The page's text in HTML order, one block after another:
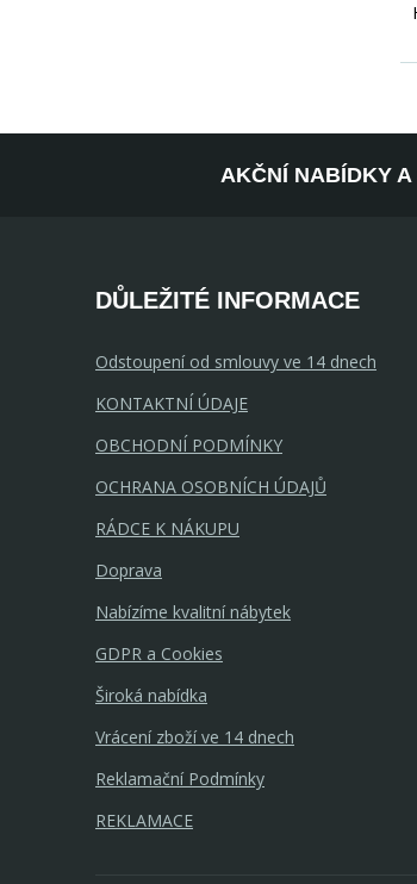
AKČNÍ NABÍDKY A
DŮLEŽITÉ INFORMACE
Odstoupení od smlouvy ve 14 dnech
KONTAKTNÍ ÚDAJE
OBCHODNÍ PODMÍNKY
OCHRANA OSOBNÍCH ÚDAJŮ
RÁDCE K NÁKUPU
Doprava
Nabízíme kvalitní nábytek
GDPR a Cookies
Široká nabídka
Vrácení zboží ve 14 dnech
Reklamační Podmínky
REKLAMACE